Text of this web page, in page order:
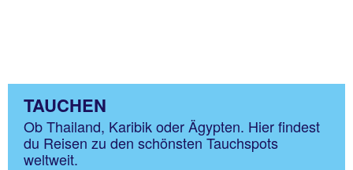
TAUCHEN
Ob Thailand, Karibik oder Ägypten. Hier findest
du Reisen zu den schönsten Tauchspots
weltweit.